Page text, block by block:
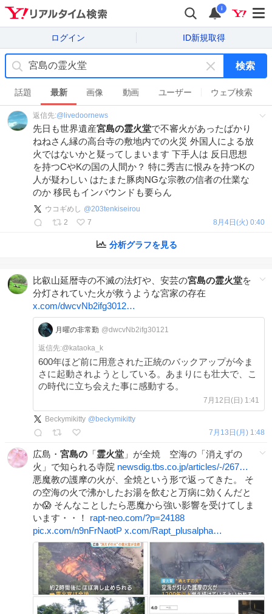
i
ログイン ID新規取得
キ
ー
ワ
ド
を
消
す
検索
話題 最新 画像 動画 ユーザー ウェブ検索
返信先:@ livedoornews
先日も世界遺産宮島の霊火堂で不審火があったばかり
ねねさん縁の高台寺の敷地内での火災 外国人による放
火ではないかと疑ってしまいます 下手人は 反日思想
を持つCやKの国の人間か？ 特に秀吉に恨みを持つKの
人が疑わしい はたまた豚肉NGな宗教の信者の仕業な
のか 移民もインバウンドも要らん
ウコギめし @203tenkiseirou
2
7 8月4日(火) 0:40
分析グラフを見る
比叡山延暦寺の不滅の法灯や、安芸の宮島の霊火堂を
分灯されていた火が救うような宮家の存在
x.com/dwcvNb2ifg3012…
月曜の非常勤 @dwcvNb2ifg30121
返信先:@ kataoka_k
600年ほど前に用意された正統のバックアップが今ま
さに起動されようとしている。あまりにも壮大で、こ
の時代に立ち会えた事に感動する。
7月12日(日) 1:41
Beckymikitty @beckymikitty
7月13日(月) 1:48
広島・ 宮島の 「霊火堂 」が全焼 空海の「消えずの
火」で知られる寺院 newsdig.tbs.co.jp/articles/-/267…
悪魔教の護摩の火が、全焼という形で返ってきた。 そ
の空海の火で沸かしたお湯を飲むと万病に効くんだと
か😱 そんなことしたら悪魔から強い影響を受けてしま
います・・！ rapt-neo.com/?p=24188
pic.x.com/n9nFrNaotP x.com/Rapt_plusalpha…